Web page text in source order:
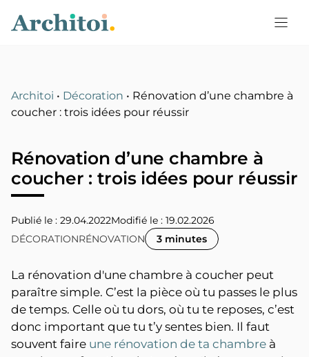
Architoi • Décoration • Rénovation d’une chambre à
coucher : trois idées pour réussir
Rénovation d’une chambre à
coucher : trois idées pour réussir
Publié le : 29.04.2022
19.02.2026
DÉCORATIONRÉNOVATION 3 minutes
La rénovation d'une chambre à coucher peut
paraître simple. C’est la pièce où tu passes le plus
de temps. Celle où tu dors, où tu te reposes, c’est
donc important que tu t’y sentes bien. Il faut
souvent faire une rénovation de ta chambre à